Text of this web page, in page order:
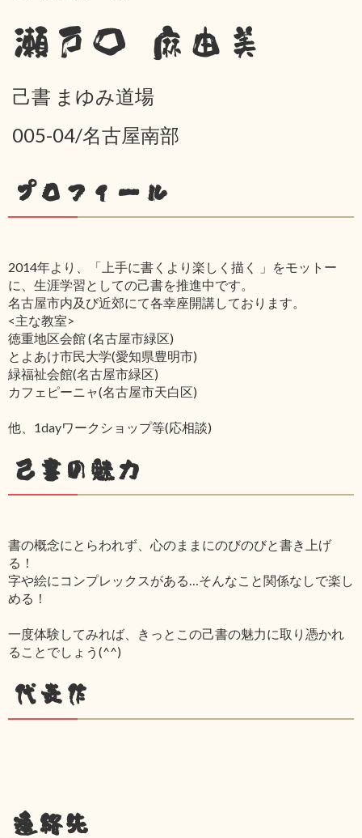
瀬戸口 麻由美
己書 まゆみ道場
005-04/名古屋南部
プロフィール
2014年より、「上手に書くより楽しく描く 」をモットー
に、生涯学習としての己書を推進中です。
名古屋市内及び近郊にて各幸座開講しております。
<主な教室>
徳重地区会館 (名古屋市緑区)
とよあけ市民大学(愛知県豊明市)
緑福祉会館(名古屋市緑区)
カフェピーニャ(名古屋市天白区)
他、1dayワークショップ等(応相談)
己書の魅力
書の概念にとらわれず、心のままにのびのびと書き上げ
る！
字や絵にコンプレックスがある…そんなこと関係なしで楽し
める！
一度体験してみれば、きっとこの己書の魅力に取り憑かれ
ることでしょう(^^)
代表作
連絡先